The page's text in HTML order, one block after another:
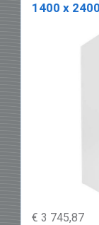
1400 x
€ 3 745,87